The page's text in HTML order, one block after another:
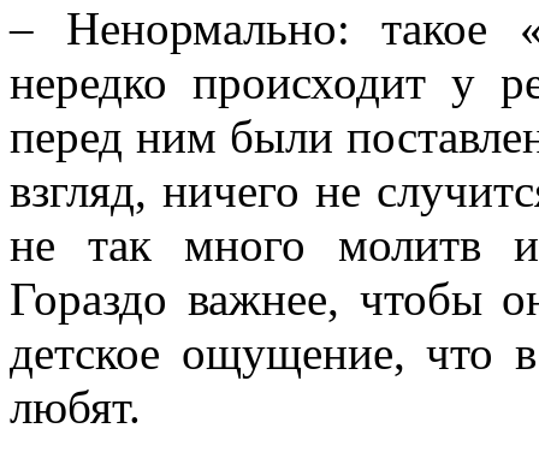
– Ненормально: такое
нередко происходит у
перед ним были
взгляд, ничего не
не так много молитв
Гораздо важнее, чтобы
детское ощущение, что
любят.